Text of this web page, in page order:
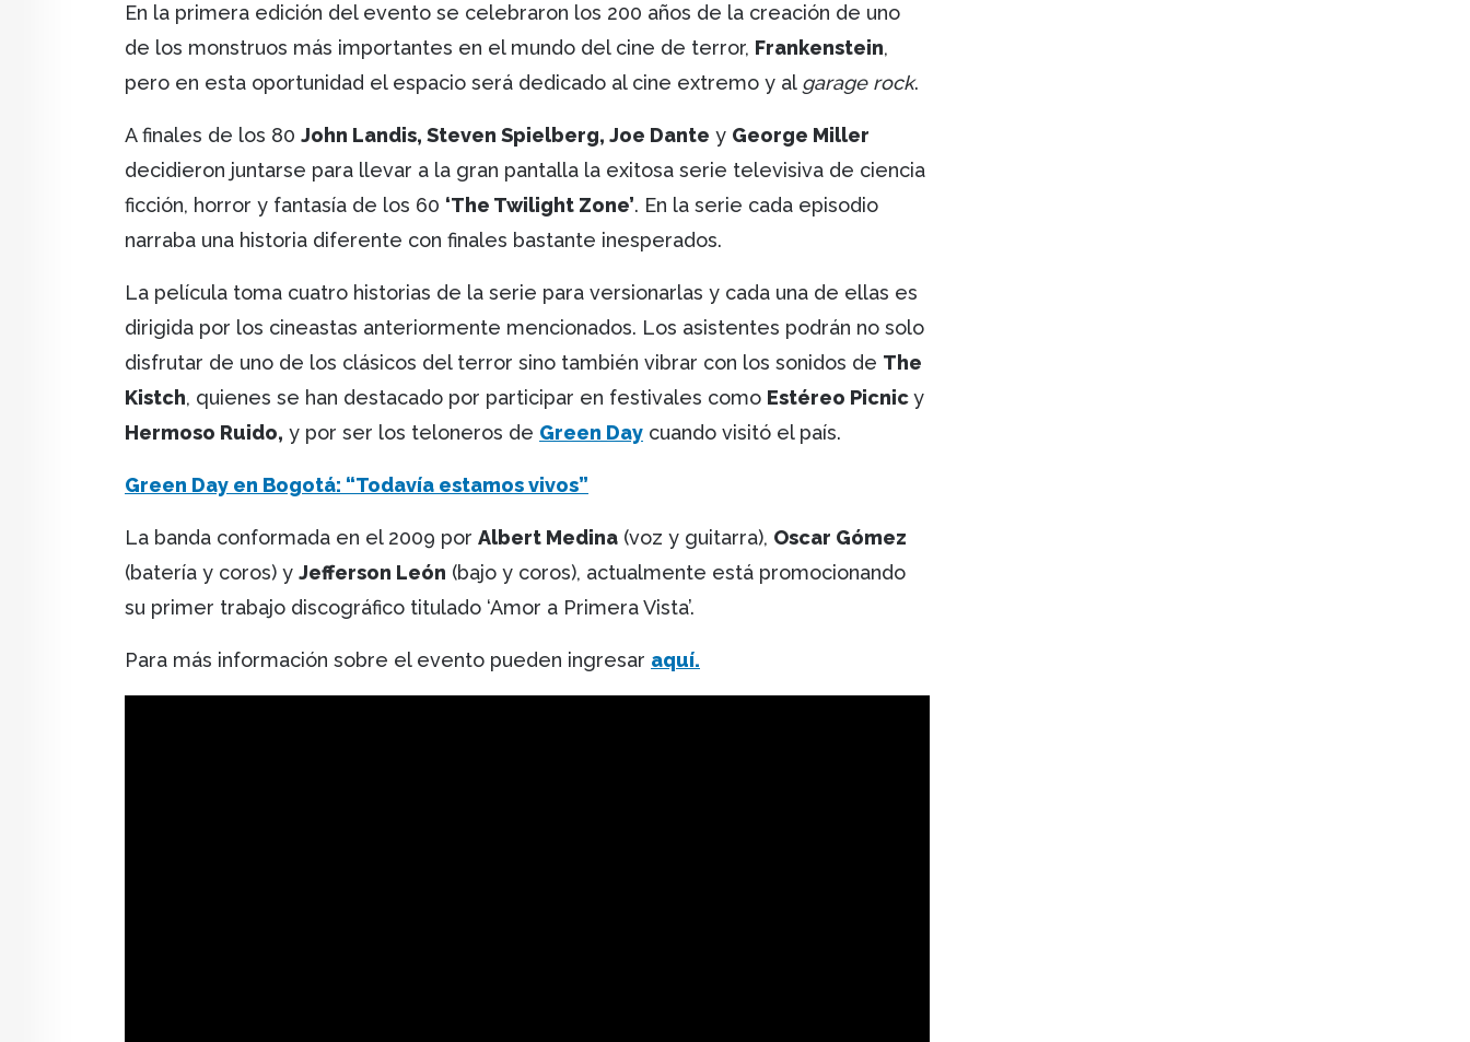
En la primera edición del evento se celebraron los 200 años de la creación de uno
de los monstruos más importantes en el mundo del cine de terror, Frankenstein,
pero en esta oportunidad el espacio será dedicado al cine extremo y al garage rock.
A finales de los 80 John Landis, Steven Spielberg, Joe Dante y George Miller
decidieron juntarse para llevar a la gran pantalla la exitosa serie televisiva de ciencia
ficción, horror y fantasía de los 60 ‘The Twilight Zone’. En la serie cada episodio
narraba una historia diferente con finales bastante inesperados.
La película toma cuatro historias de la serie para versionarlas y cada una de ellas es
dirigida por los cineastas anteriormente mencionados. Los asistentes podrán no solo
disfrutar de uno de los clásicos del terror sino también vibrar con los sonidos de The
Kistch, quienes se han destacado por participar en festivales como Estéreo Picnicy
Hermoso Ruido, y por ser los teloneros de Green Day cuando visitó el país.
Green Day en Bogotá: “Todavía estamos vivos”
La banda conformada en el 2009 por Albert Medina (voz y guitarra), Oscar Gómez
(batería y coros) y Jefferson León (bajo y coros), actualmente está promocionando
su primer trabajo discográfico titulado ‘Amor a Primera Vista’.
Para más información sobre el evento pueden ingresar aquí.